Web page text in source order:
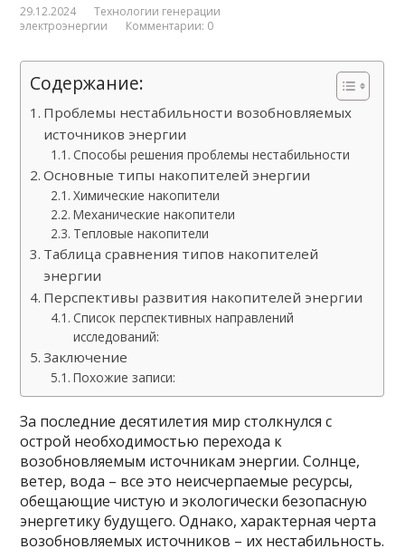
29.12.2024
Технологии генерации
электроэнергии
Комментарии: 0
Содержание:
Проблемы нестабильности возобновляемых
источников энергии
Способы решения проблемы нестабильности
Основные типы накопителей энергии
Химические накопители
Механические накопители
Тепловые накопители
Таблица сравнения типов накопителей
энергии
Перспективы развития накопителей энергии
Список перспективных направлений
исследований:
Заключение
Похожие записи:
За последние десятилетия мир столкнулся с
острой необходимостью перехода к
возобновляемым источникам энергии. Солнце,
ветер, вода – все это неисчерпаемые ресурсы,
обещающие чистую и экологически безопасную
энергетику будущего. Однако, характерная черта
возобновляемых источников – их нестабильность.